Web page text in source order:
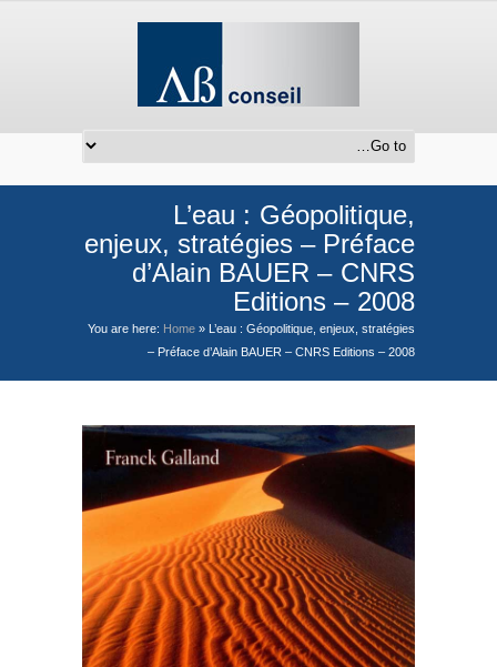
L’eau : Géopolitique,
enjeux, stratégies – Préface
d’Alain BAUER – CNRS
Editions – 2008
You are here: Home » L’eau : Géopolitique, enjeux, stratégies
– Préface d’Alain BAUER – CNRS Editions – 2008